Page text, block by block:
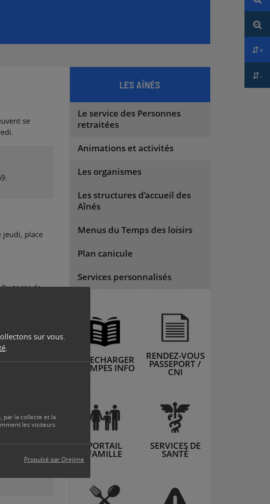
sur vous.
par la collecte et la
les visiteurs
Propulsé par Orejime
se
jeudi, place
de
sportifs
toute
son
des maîtres-
LES AÎNÉS
Le service des Personnes
retraitées
Animations et activités
Les organismes
Les structures d’accueil des
Aînés
Menus du Temps des loisirs
Plan canicule
Services personnalisés
TELECHARGER
ÉTAMPES INFO
RENDEZ-VOUS
PASSEPORT /
CNI
PORTAIL
FAMILLE
SERVICES DE
SANTÉ
+
-